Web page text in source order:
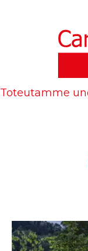
Toteutamme